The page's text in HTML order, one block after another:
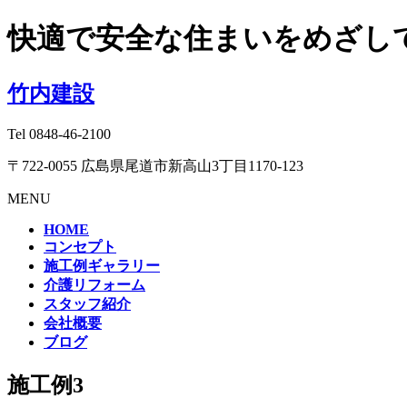
快適で安全な住まいをめざし
竹内建設
Tel 0848-46-2100
〒722-0055 広島県尾道市新高山3丁目1170-123
MENU
HOME
コンセプト
施工例ギャラリー
介護リフォーム
スタッフ紹介
会社概要
ブログ
施工例3